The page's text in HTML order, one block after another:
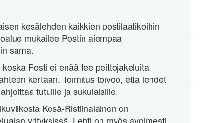
kesälehden kaikkien postilaatikoihin
mukailee Postin aiempaa
sama.
Posti ei enää tee peittojakeluita.
kertaan. Toimitus toivoo, että lehdet
tutuille ja sukulaisille.
Kesä-Ristiinalainen on
yrityksissä. Lehti on myös avoimesti